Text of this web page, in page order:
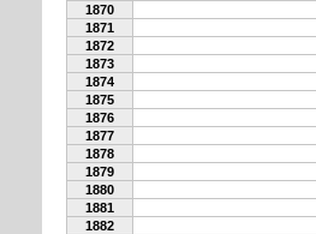
1870
1871
1872
1873
1874
1875
1876
1877
1878
1879
1880
1881
1882